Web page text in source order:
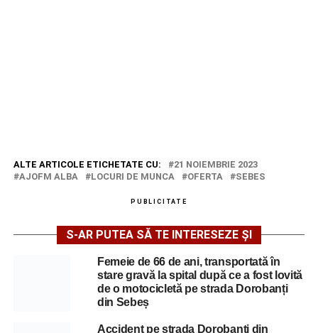
ALTE ARTICOLE ETICHETATE CU:
21 NOIEMBRIE 2023
AJOFM ALBA
LOCURI DE MUNCA OFERTA SEBES
PUBLICITATE
S-AR PUTEA SĂ TE INTERESEZE ȘI
Femeie de 66 de ani, transportată în
stare gravă la spital după ce a fost lovită
de o motocicletă pe strada Dorobanți
din Sebeș
Accident pe strada Dorobanți din